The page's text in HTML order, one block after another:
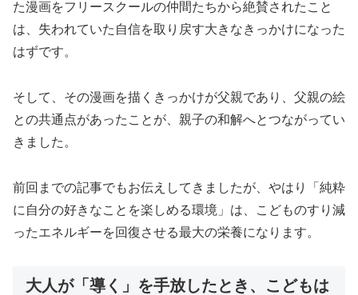
た漫画をフリースクールの仲間たちから絶賛されたこと
は、失われていた自信を取り戻す大きなきっかけになった
はずです。
そして、その漫画を描くきっかけが父親であり、父親の絵
との共通点があったことが、親子の和解へとつながってい
きました。
前回までの記事でもお伝えしてきましたが、やはり「純粋
に自分の好きなことを楽しめる環境」は、こどものすり減
ったエネルギーを回復させる最大の栄養になります。
大人が「導く」を手放したとき、こどもは